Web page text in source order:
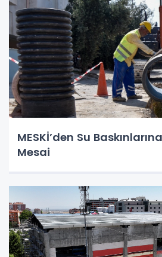
MESKİ’den Su
Mesai